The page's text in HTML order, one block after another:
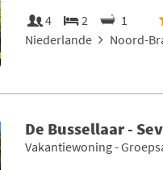
4 2
1
Niederlande
Noord-
De Bussellaar -
Vakantiewoning -